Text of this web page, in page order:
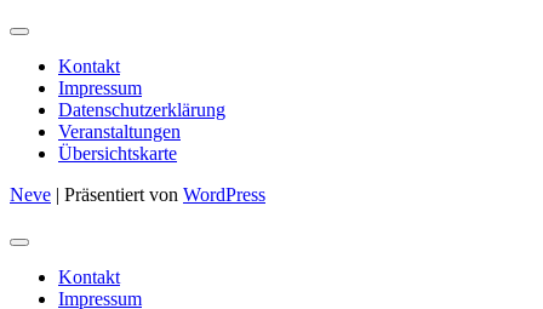
Kontakt
Impressum
Datenschutzerklärung
Veranstaltungen
Übersichtskarte
Neve | Präsentiert von WordPress
Kontakt
Impressum